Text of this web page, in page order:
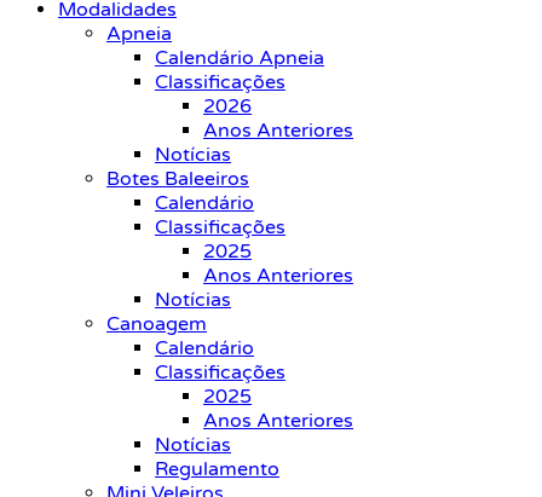
Modalidades
Apneia
Calendário Apneia
Classificações
2026
Anos Anteriores
Notícias
Botes Baleeiros
Calendário
Classificações
2025
Anos Anteriores
Notícias
Canoagem
Calendário
Classificações
2025
Anos Anteriores
Notícias
Regulamento